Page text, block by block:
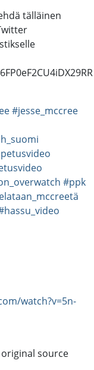
tälläinen
#jesse_mccree
#ppk
watch?v=5n-
source